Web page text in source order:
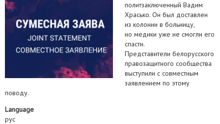
политзаключенный Вадим
Храсько. Он был доставлен
из колонии в больницу,
но медики уже не смогли его
спасти.
Представители белорусского
правозащитного сообщества
выступили с совместным
заявлением по этому
поводу.
Language
рус